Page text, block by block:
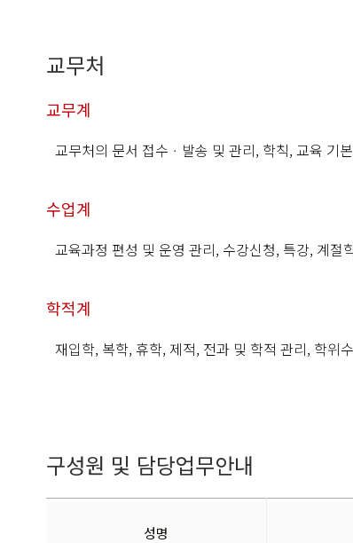
교무처
교무계
교무처의 문서 접수ㆍ발송 및 관리, 학칙, 교육 기
수업계
교육과정 편성 및 운영 관리, 수강신청, 특강, 계
학적계
재입학, 복학, 휴학, 제적, 전과 및 학적 관리, 학위
구성원 및 담당업무안내
성명